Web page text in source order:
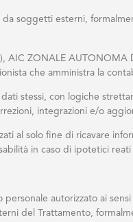
soggetti esterni,
AIC ZONALE
che amministra la
stessi, con logiche
integrazioni e/o
al solo fine di ricavare
in caso di ipotetici
autorizzato ai
del Trattamento,